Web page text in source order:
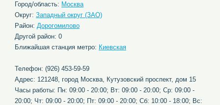
Город/область: Москва
Округ: Западный округ (ЗАО)
Район: Дорогомилово
Другой район: 0
Ближайшая станция метро: Киевская
Телефон: (926) 453-59-59
Адрес: 121248, город Москва, Кутузовский проспект, дом 15
Часы работы: Пн: 09:00 - 20:00; Вт: 09:00 - 20:00; Ср: 09:00 -
20:00; Чт: 09:00 - 20:00; Пт: 09:00 - 20:00; Сб: 10:00 - 18:00; Вс: